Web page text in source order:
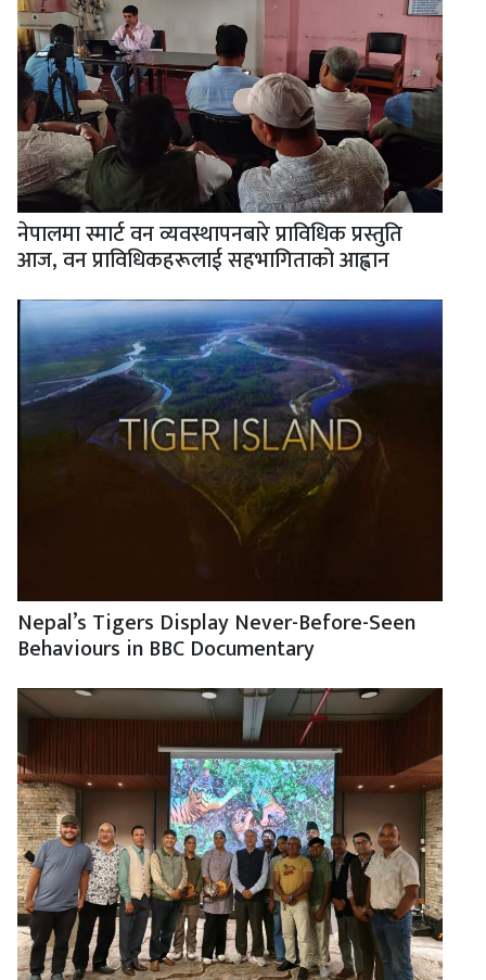
नेपालमा स्मार्ट वन व्यवस्थापनबारे प्राविधिक प्रस्तुति
आज, वन प्राविधिकहरूलाई सहभागिताको आह्वान
Nepal’s Tigers Display Never-Before-Seen
Behaviours in BBC Documentary